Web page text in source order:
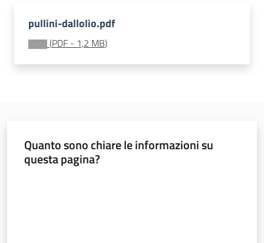
Formazione
ricerca
Nidi
pullini-dallolio.pdf
(PDF - 1,2 MB)
Quanto sono chiare le informazioni su
questa pagina?